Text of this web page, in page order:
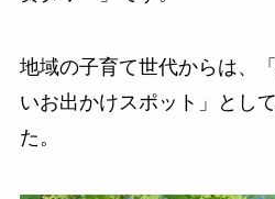
地域の子育て世代からは、
いお出かけスポット」とし
た。